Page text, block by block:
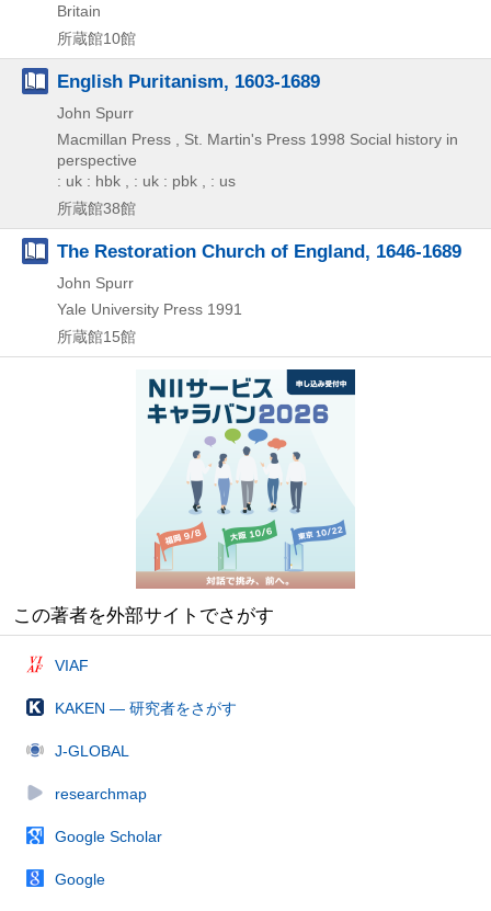
Britain
所蔵館10館
English Puritanism, 1603-1689
John Spurr
Macmillan Press , St. Martin's Press 1998 Social history in
perspective
: uk : hbk , : uk : pbk , : us
所蔵館38館
The Restoration Church of England, 1646-1689
John Spurr
Yale University Press 1991
所蔵館15館
この著者を外部サイトでさがす
VIAF
KAKEN — 研究者をさがす
J-GLOBAL
researchmap
Google Scholar
Google